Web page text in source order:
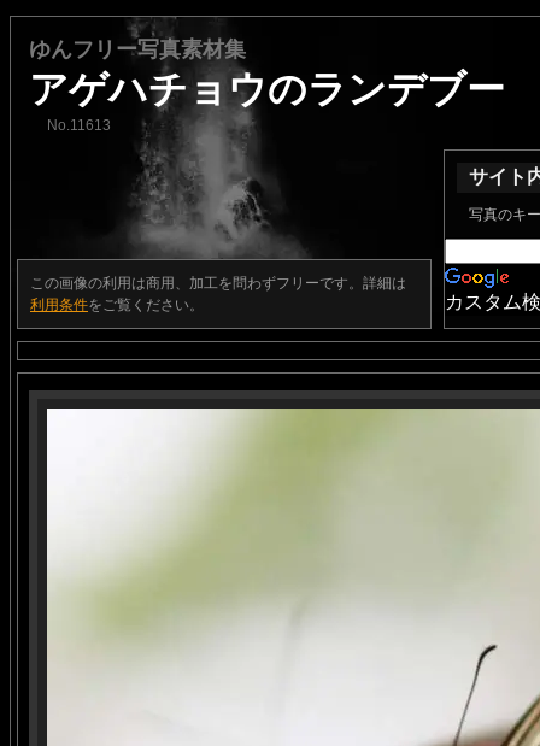
ゆんフリー写真素材集
アゲハチョウのランデブー
No.11613
この画像の利用は商用、加工を問わずフリーです。詳細は
利用条件をご覧ください。
サイト
写真のキ
カスタム